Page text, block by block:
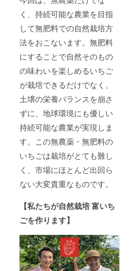
く、持続可能な農業を目指
して無肥料での自然栽培方
法をおこないます。無肥料
にすることで自然そのもの
の味わいを楽しめるいちご
が栽培できるだけでなく、
土壌の栄養バランスを崩さ
ずに、地球環境にも優しい
持続可能な農業が実現しま
す。この無農薬・無肥料の
いちごは栽培がとても難し
く、市場にほとんど出回ら
ない大変貴重なものです。
【私たちが自然栽培 富いち
ごを作ります】